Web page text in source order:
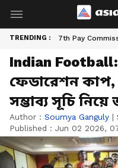
TRENDING : 7th Pay
Indian
ফেডারেশন
সম্ভাব্য সূচি নিয়ে
Author : Soumya Ganguly |
Published : Jun 02 2026,